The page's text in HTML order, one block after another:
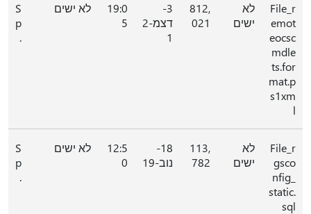
File_r
emot
eocsc
mdle
ts.for
mat.p
s1xm
l
לא
ישים
812,
021
3-
דצמ-2
1
19:0
5
לא ישים
S
p
.
File_r
gsco
nfig_
static.
sql
לא
ישים
113,
782
18-
נוב-19
12:5
0
לא ישים
S
p
.